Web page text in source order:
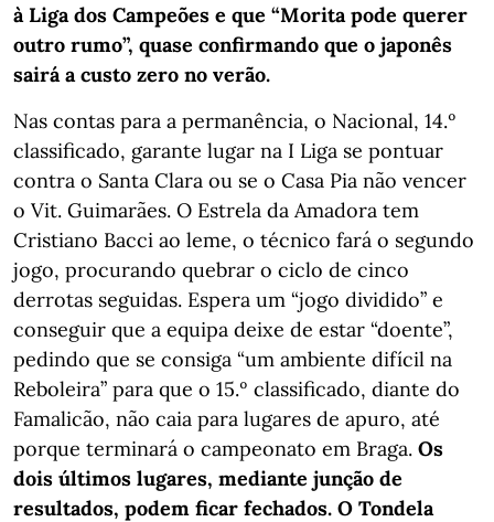
à Liga dos Campeões e que “Morita pode querer
outro rumo”, quase confirmando que o japonês
sairá a custo zero no verão.
Nas contas para a permanência, o Nacional, 14.º
classificado, garante lugar na I Liga se pontuar
contra o Santa Clara ou se o Casa Pia não vencer
o Vit. Guimarães. O Estrela da Amadora tem
Cristiano Bacci ao leme, o técnico fará o segundo
jogo, procurando quebrar o ciclo de cinco
derrotas seguidas. Espera um “jogo dividido” e
conseguir que a equipa deixe de estar “doente”,
pedindo que se consiga “um ambiente difícil na
Reboleira” para que o 15.º classificado, diante do
Famalicão, não caia para lugares de apuro, até
porque terminará o campeonato em Braga. Os
dois últimos lugares, mediante junção de
resultados, podem ficar fechados. O Tondela